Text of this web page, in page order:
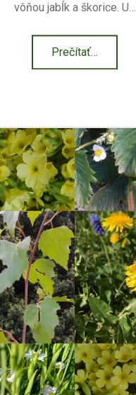
vôňou jabĺk a škorice. U…
Prečítať
“Škoricová nedeľa”
…